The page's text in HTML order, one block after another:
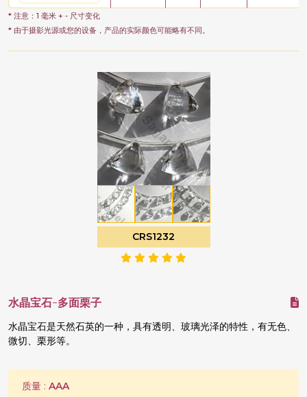
* 注意：1 毫米 + - 尺寸变化
* 由于摄影光源或您的设备，产品的实际颜色可能略有不同。
CRS1232
水晶宝石-多面栗子
水晶宝石是天然石英的一种，具有透明、玻璃光泽的特性，有无色、
微切、栗形等。
质量 : AAA